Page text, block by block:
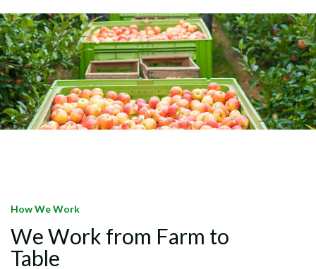
How We Work
We Work from Farm to
Table